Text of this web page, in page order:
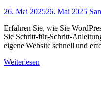
26. Mai 202526. Mai 2025
Erfahren Sie, wie Sie
Sie Schritt-für-Schritt-
eigene Website schnell und
Weiterlesen